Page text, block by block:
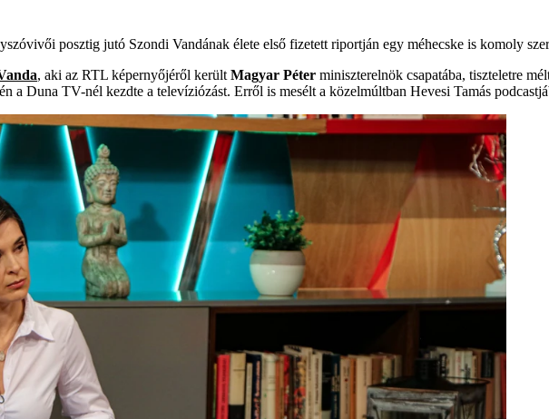
posztig jutó Szondi Vandának élete első fizetett riportján egy méhecske is komoly
, aki az RTL képernyőjéről került Magyar Péter miniszterelnök csapatába, tiszteletre
a Duna TV-nél kezdte a televíziózást. Erről is mesélt a közelmúltban Hevesi Tamás